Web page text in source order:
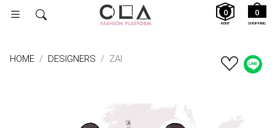
SHOPPING
0
RENT
0
HOME DESIGNERS ZAI